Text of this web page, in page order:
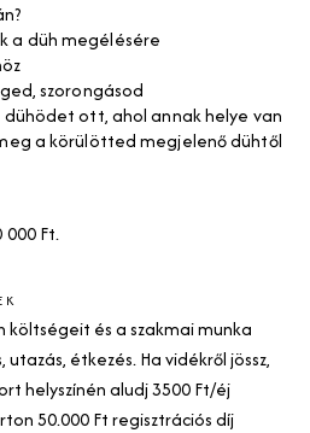
a düh megélésére
szorongásod
ott, ahol annak helye van
a körülötted megjelenő dühtől
Ft.
költségeit és a szakmai munka
étkezés. Ha vidékről jössz,
helyszínén aludj 3500 Ft/éj
50.000 Ft regisztrációs díj